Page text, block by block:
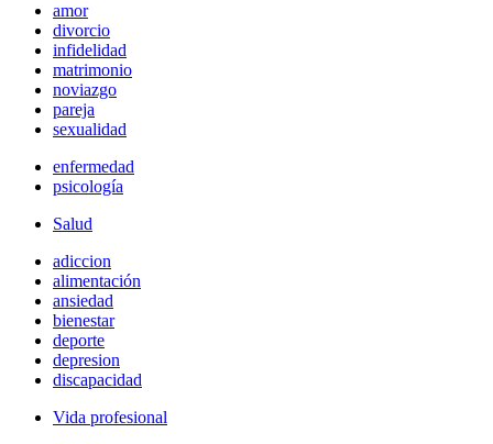
amor
divorcio
infidelidad
matrimonio
noviazgo
pareja
sexualidad
enfermedad
psicología
Salud
adiccion
alimentación
ansiedad
bienestar
deporte
depresion
discapacidad
Vida profesional